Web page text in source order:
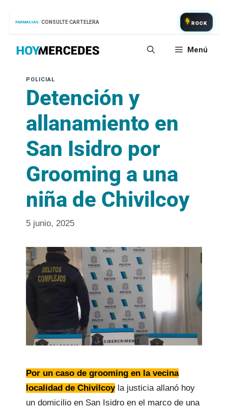
contenido
FARMACIAS: CONSULTE CARTELERA ROCK
Menú
Detención y
allanamiento en
San Isidro por
Grooming a una
niña de Chivilcoy
5 junio, 2025
Por un caso de grooming en la vecina
localidad de Chivilcoyla justicia allanó hoy
un domicilio en San Isidro en el marco de una